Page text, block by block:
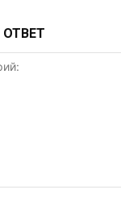
ОТВЕТ